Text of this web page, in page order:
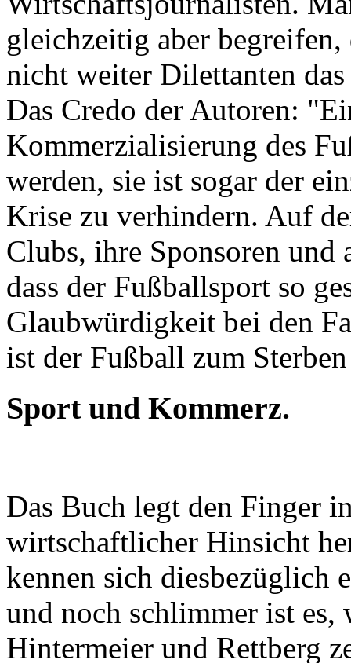
gleichzeitig aber
nicht weiter Dilettanten
Das Credo der Autoren:
Kommerzialisierung des
werden, sie ist sogar der
Krise zu verhindern. Auf
Clubs, ihre Sponsoren und
dass der Fußballsport so
Glaubwürdigkeit bei den
ist der Fußball zum
Sport und Kommerz.
Das Buch legt den Finger
wirtschaftlicher Hinsicht
kennen sich diesbezüglich
und noch schlimmer ist
Hintermeier und Rettberg